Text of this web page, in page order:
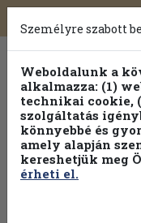
Toggle
navigation
Hobbi
Személyre szabott
Weboldalunk a
alkalmazza: (1)
technikai cookie,
szolgáltatás
könnyebbé és
amely alapján
kereshetjük meg
érheti el.